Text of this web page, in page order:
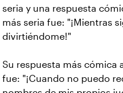
seria y una respuesta
más seria fue: "¡Mientras
divirtiéndome!"
Su respuesta más cómica
fue: "¡Cuando no puedo